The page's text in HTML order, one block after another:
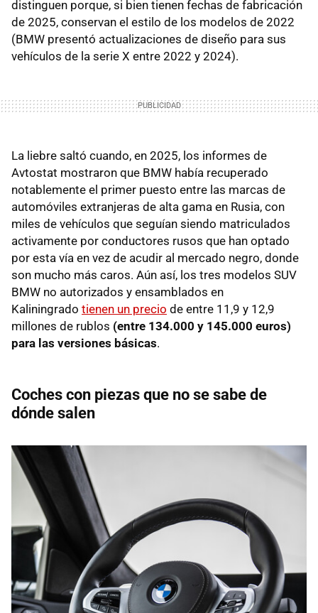
distinguen porque, si bien tienen fechas de fabricación
de 2025, conservan el estilo de los modelos de 2022
(BMW presentó actualizaciones de diseño para sus
vehículos de la serie X entre 2022 y 2024).
La liebre saltó cuando, en 2025, los informes de
Avtostat mostraron que BMW había recuperado
notablemente el primer puesto entre las marcas de
automóviles extranjeras de alta gama en Rusia, con
miles de vehículos que seguían siendo matriculados
activamente por conductores rusos que han optado
por esta vía en vez de acudir al mercado negro, donde
son mucho más caros. Aún así, los tres modelos SUV
BMW no autorizados y ensamblados en
Kaliningrado tienen un precio de entre 11,9 y 12,9
millones de rublos (entre 134.000 y 145.000 euros)
para las versiones básicas.
Coches con piezas que no se sabe de
dónde salen